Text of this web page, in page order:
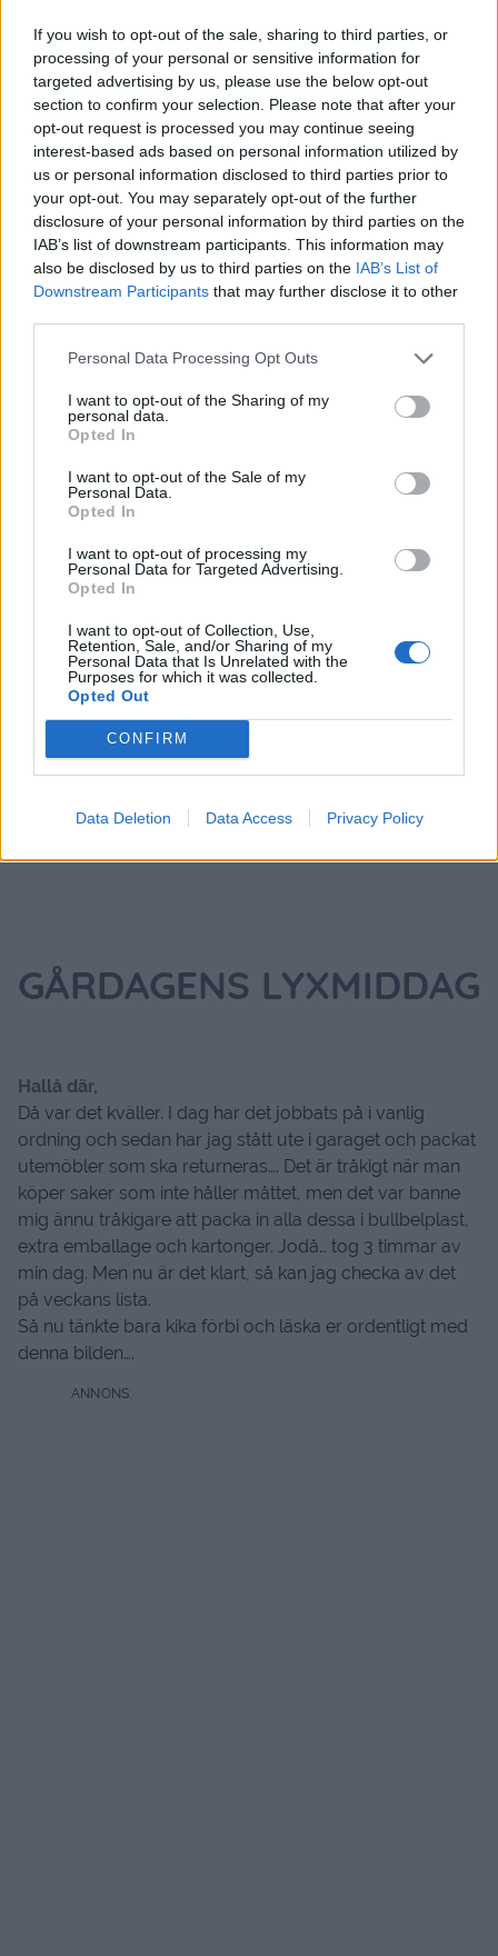
If you wish to opt-out of the sale, sharing to third parties, or
processing of your personal or sensitive information for
targeted advertising by us, please use the below opt-out
section to confirm your selection. Please note that after your
opt-out request is processed you may continue seeing
interest-based ads based on personal information utilized by
us or personal information disclosed to third parties prior to
your opt-out. You may separately opt-out of the further
disclosure of your personal information by third parties on the
IAB’s list of downstream participants. This information may
also be disclosed by us to third parties on the IAB’s List of
Downstream Participants that may further disclose it to other
Personal Data Processing Opt Outs
I want to opt-out of the Sharing of my
personal data.
Opted In
I want to opt-out of the Sale of my
Personal Data.
Opted In
I want to opt-out of processing my
Personal Data for Targeted Advertising.
Opted In
I want to opt-out of Collection, Use,
Retention, Sale, and/or Sharing of my
Personal Data that Is Unrelated with the
Purposes for which it was collected.
Opted Out
CONFIRM
Data Deletion Data Access Privacy Policy
COMMENTS
äldsta
Charlotte Larsson
4 år sedan
Så fint o mysigt du har det ? Vilken väggfärg har du ?
Önskar dig en underbar dag 🤗
0 Svara
jennysmatblogg Författare
Tack snälla.
Den heter varmgrå- väldigt behaglig 😀
0 Svara
Mamma M
4 år sedan
Skulle vara kul att se en ocensurerad bild på en
bloggares opiffade verklighet nångång 😉
Svara
GÅRDAGENS LYXMIDDAG
Hallå där,
Då var det kväller. I dag har det jobbats på i vanlig
ordning och sedan har jag stått ute i garaget och packat
utemöbler som ska returneras…. Det är tråkigt när man
köper saker som inte håller måttet, men det var banne
mig ännu tråkigare att packa in alla dessa i bullbelplast,
extra emballage och kartonger. Jodå… tog 3 timmar av
min dag. Men nu är det klart, så kan jag checka av det
på veckans lista.
Så nu tänkte bara kika förbi och läska er ordentligt med
denna bilden….